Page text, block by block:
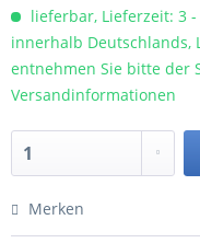
lieferbar, Lieferzeit: 3
innerhalb Deutschlands,
entnehmen Sie bitte der
Versandinformationen
Merken